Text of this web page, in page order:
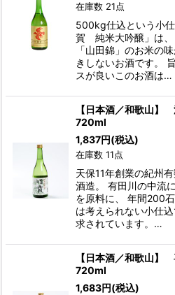
在庫数 21点
500kg仕込という小
賀 純米大吟醸」は、
「山田錦」のお米の
きしないお酒です。
スが良いこのお酒は…
【日本酒／和歌山
720ml
1,837円(税込)
在庫数 11点
天保11年創業の紀州
酒造。 有田川の中流
を原料に、 年間200
は考えられない小仕
求されています。…
【日本酒／和歌山
720ml
1,683円(税込)